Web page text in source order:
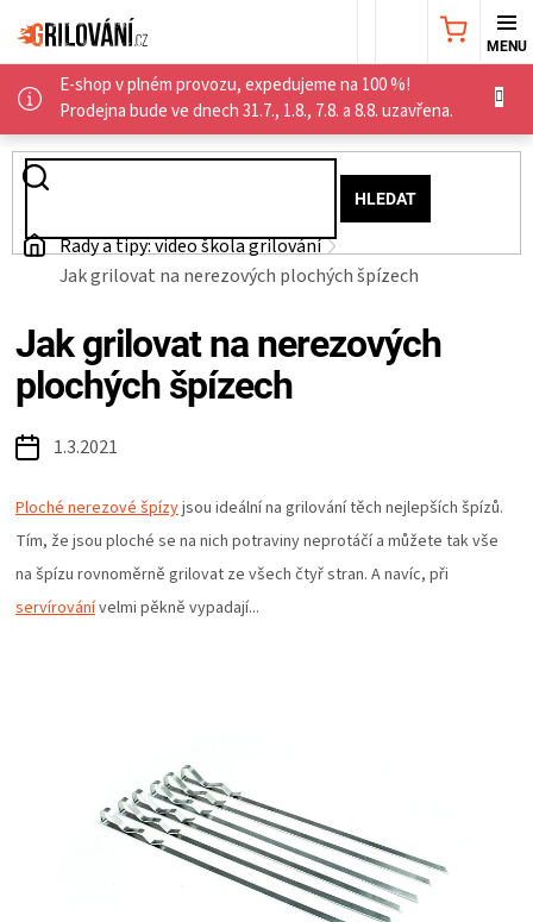
na
obsah
E-shop v plném provozu, expedujeme na 100 %!
Prodejna bude ve dnech 31.7., 1.8., 7.8. a 8.8. uzavřena.
HLEDAT
NÁKUPNÍ
AKČNÍ
NABÍDKA
WEBER
GRILY
UDÍRNY
PALIVO
KOŘENÍ
Domů
Rady a tipy: video škola grilování
Jak grilovat na nerezových plochých špízech
Jak grilovat na nerezových
plochých špízech
1.3.2021
Ploché nerezové špízyjsou ideální na grilování těch nejlepších špízů.
Tím, že jsou ploché se na nich potraviny neprotáčí a můžete tak vše
na špízu rovnoměrně grilovat ze všech čtyř stran. A navíc, při
servírovánívelmi pěkně vypadají...